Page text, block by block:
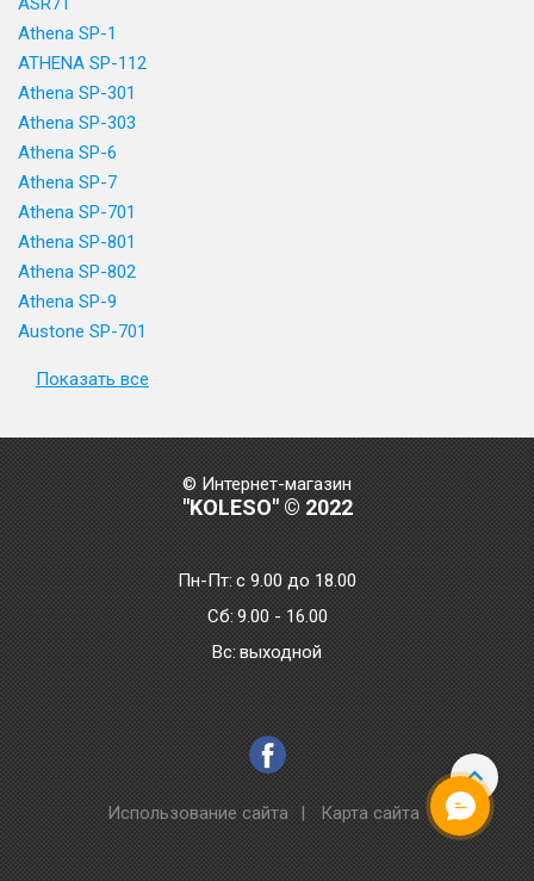
Athena SP-1
ATHENA SP-112
Athena SP-301
Athena SP-303
Athena SP-6
Athena SP-7
Athena SP-701
Athena SP-801
Athena SP-802
Athena SP-9
Austone SP-701
Показать все
© Интернет-магазин
"KOLESO" © 2022
Пн-Пт:с 9.00 до 18.00
Сб: 9.00 - 16.00
Bc: выходной
Использование сайта | Карта сайта